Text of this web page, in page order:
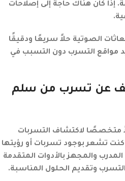
إذا كان هناك حاجة إلى إصلاحات
الصوتية حلاً سريعًا ودقيقًا
مواقع التسرب دون التسبب في
عن تسرب من سلم
متخصصًا لاكتشاف التسربات
كنت تشعر بوجود تسربات أو رؤيتها
والمجهز بالأدوات المتقدمة
وتقديم الحلول المناسبة.